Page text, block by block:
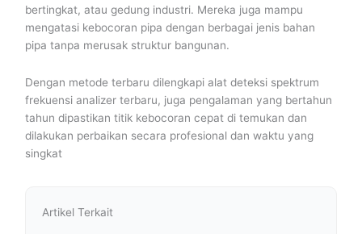
bertingkat, atau gedung industri. Mereka juga mampu
mengatasi kebocoran pipa dengan berbagai jenis bahan
pipa tanpa merusak struktur bangunan.
Dengan metode terbaru dilengkapi alat deteksi spektrum
frekuensi analizer terbaru, juga pengalaman yang bertahun
tahun dipastikan titik kebocoran cepat di temukan dan
dilakukan perbaikan secara profesional dan waktu yang
singkat
Artikel Terkait